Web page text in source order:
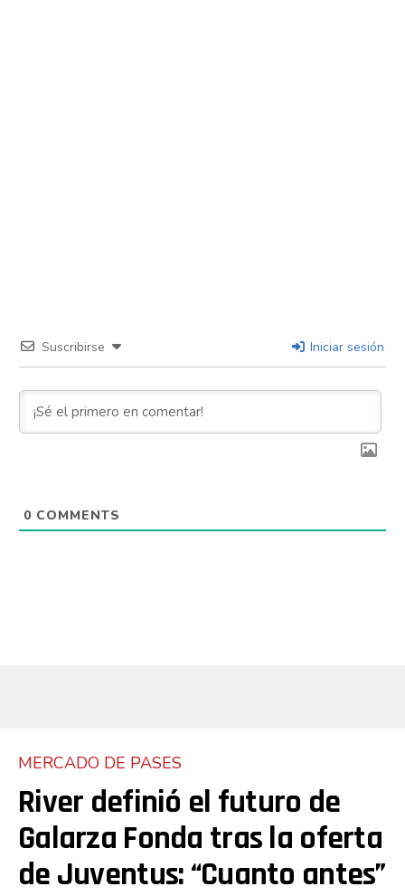
Suscribirse Iniciar sesión
0 COMMENTS
MERCADO DE PASES
River definió el futuro de
Galarza Fonda tras la oferta
de Juventus: “Cuanto antes”